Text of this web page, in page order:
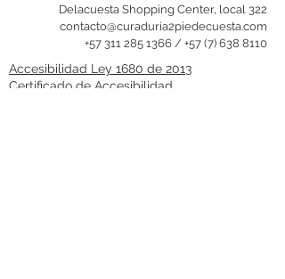
Delacuesta Shopping Center, local 322
contacto@curaduria2piedecuesta.com
+57 311 285 1366 / +57 (7) 638 8110
Accesibilidad Ley 1680 de 2013
Certificado de Accesibilidad